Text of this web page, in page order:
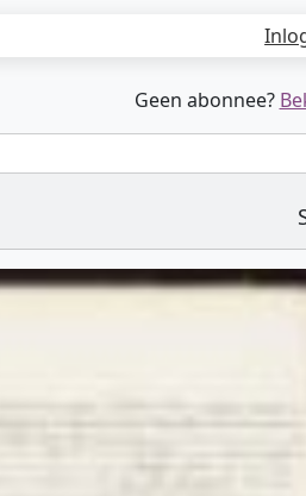
Geen abonnee?